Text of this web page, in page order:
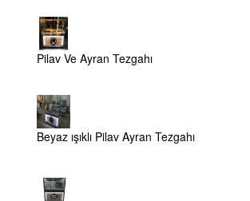
Pilav Ve Ayran Tezgahı
Beyaz ışıklı Pilav Ayran Tezgahı